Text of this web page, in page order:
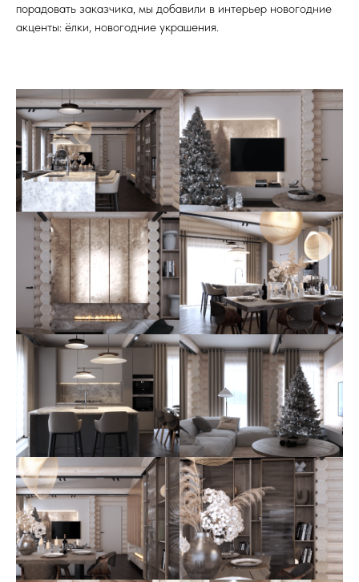
порадовать заказчика, мы добавили в интерьер новогодние
акценты: ёлки, новогодние украшения.